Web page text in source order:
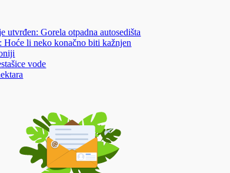
Gorela otpadna autosedišta
Hoće li neko konačno biti kažnjen
vode